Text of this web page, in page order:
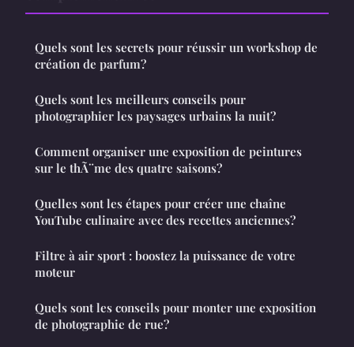
Quels sont les secrets pour réussir un workshop de
création de parfum?
Quels sont les meilleurs conseils pour
photographier les paysages urbains la nuit?
Comment organiser une exposition de peintures
sur le thÃ¨me des quatre saisons?
Quelles sont les étapes pour créer une chaîne
YouTube culinaire avec des recettes anciennes?
Filtre à air sport : boostez la puissance de votre
moteur
Quels sont les conseils pour monter une exposition
de photographie de rue?